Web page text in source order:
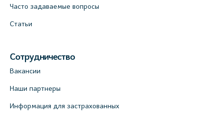
Медицинский центр на Кондратьевском
пр., 62к3 (официальный партнер)
Клиника ОРТОКРОСС на Волжском пер.
д.3, В.О. (официальный партнёр)
Часто задаваемые вопросы
Статьи
Сотрудничество
Вакансии
Наши партнеры
Информация для застрахованных